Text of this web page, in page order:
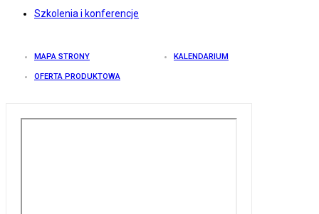
Szkolenia i konferencje
MAPA STRONY KALENDARIUM
OFERTA PRODUKTOWA